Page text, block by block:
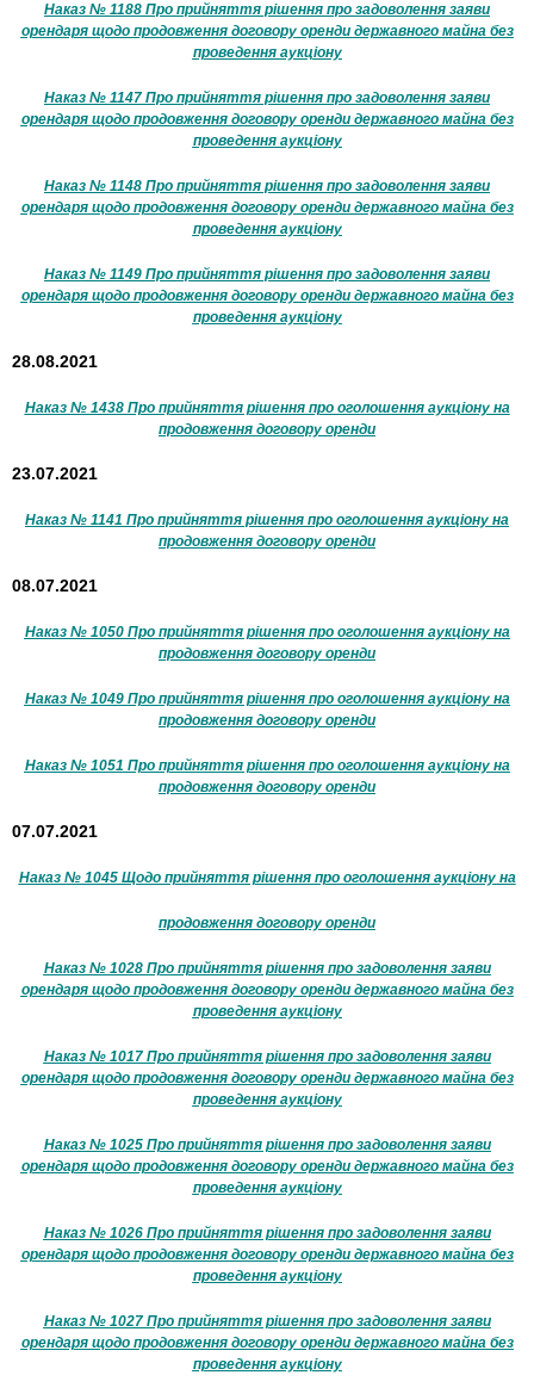
Наказ № 1188 Про прийняття рішення про задоволення заяви
орендаря щодо продовження договору оренди державного майна без
проведення аукціону
Наказ № 1147 Про прийняття рішення про задоволення заяви
орендаря щодо продовження договору оренди державного майна без
проведення аукціону
Наказ № 1148 Про прийняття рішення про задоволення заяви
орендаря щодо продовження договору оренди державного майна без
проведення аукціону
Наказ № 1149 Про прийняття рішення про задоволення заяви
орендаря щодо продовження договору оренди державного майна без
проведення аукціону
28.08.2021
Наказ № 1438 Про прийняття рішення про оголошення аукціону на
продовження договору оренди
23.07.2021
Наказ № 1141 Про прийняття рішення про оголошення аукціону на
продовження договору оренди
08.07.2021
Наказ № 1050 Про прийняття рішення про оголошення аукціону на
продовження договору оренди
Наказ № 1049 Про прийняття рішення про оголошення аукціону на
продовження договору оренди
Наказ № 1051 Про прийняття рішення про оголошення аукціону на
продовження договору оренди
07.07.2021
Наказ № 1045 Щодо прийняття рішення про оголошення аукціону на
продовження договору оренди
Наказ № 1028 Про прийняття рішення про задоволення заяви
орендаря щодо продовження договору оренди державного майна без
проведення аукціону
Наказ № 1017 Про прийняття рішення про задоволення заяви
орендаря щодо продовження договору оренди державного майна без
проведення аукціону
Наказ № 1025 Про прийняття рішення про задоволення заяви
орендаря щодо продовження договору оренди державного майна без
проведення аукціону
Наказ № 1026 Про прийняття рішення про задоволення заяви
орендаря щодо продовження договору оренди державного майна без
проведення аукціону
Наказ № 1027 Про прийняття рішення про задоволення заяви
орендаря щодо продовження договору оренди державного майна без
проведення аукціону